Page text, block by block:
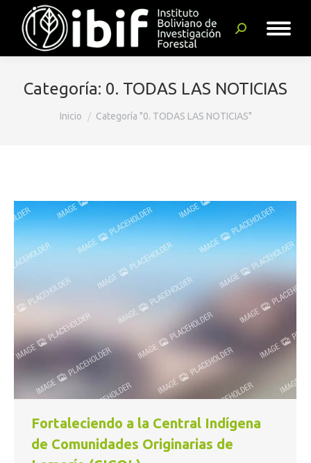
Buscar:
Categoría: 0. TODAS LAS NOTICIAS
Estás aquí:
Inicio Categoría "0. TODAS LAS NOTICIAS"
Fortaleciendo a la Central Indígena
de Comunidades Originarias de